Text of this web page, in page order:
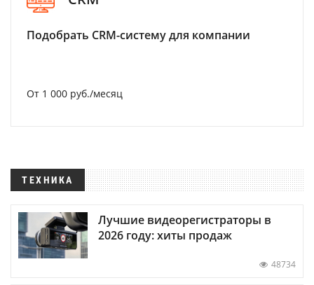
Подобрать CRM-систему для компании
От 1 000 руб./месяц
ТЕХНИКА
Лучшие видеорегистраторы в
2026 году: хиты продаж
48734